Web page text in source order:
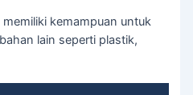
kemampuan untuk
lain seperti plastik,